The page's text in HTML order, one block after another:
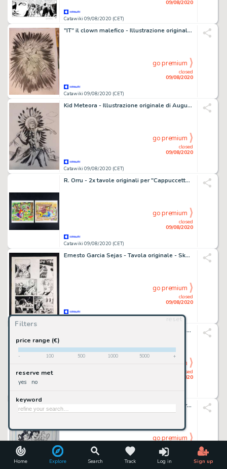
Home Explore Search Track Log in Sign up
Filters
reset
price range (€)
- 100 500 1000 5000 +
reserve met
yes no
keyword
Catawiki 09/08/2020 (CET)
09/08/2020
"IT" il clown malefico - Illustrazione originale di Marco Itri - Loose page - (2018)
Catawiki 09/08/2020 (CET)
closed
09/08/2020
go premium
Kid Meteora - Illustrazione originale di Augusto Pedrazza - Loose page - (1960)
Catawiki 09/08/2020 (CET)
closed
09/08/2020
go premium
R. Orru - 2x tavole originali per "Cappuccetto Rosso" - Loose page - First edition
Catawiki 09/08/2020 (CET)
closed
09/08/2020
go premium
Ernesto Garcia Sejas - Tavola originale - Skorpio - Loose page - First edition
closed
09/08/2020
go premium
Vito Manolo - Collage - Loose page - First edition
closed
09/08/2020
go premium
Studio 20th Century Fox - Originale di Copertina "Mighty Mouse: Super-Souris" - Loose page - First edition
09/08/2020
go premium